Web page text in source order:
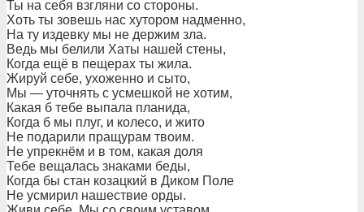
Ты на себя взгляни со стороны.
Хоть ты зовешь нас хутором надменно,
На ту издевку мы не держим зла.
Ведь мы белили Хаты нашей стены,
Когда ещё в пещерах ты жила.
Жируй себе, ухоженно и сыто,
Мы — уточнять с усмешкой не хотим,
Какая б тебе выпала планида,
Когда б мы плуг, и колесо, и жито
Не подарили пращурам твоим.
Не упрекнём и в том, какая доля
Тебе вещалась знаками беды,
Когда бы стан козацкий в Диком Поле
Не усмирил нашествие орды.